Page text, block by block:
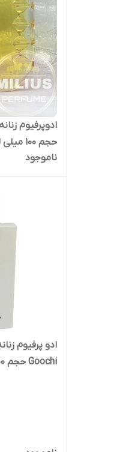
حجم 100 میلی لیتر
ناموجود
Goochi حجم 100 میلی لیتر